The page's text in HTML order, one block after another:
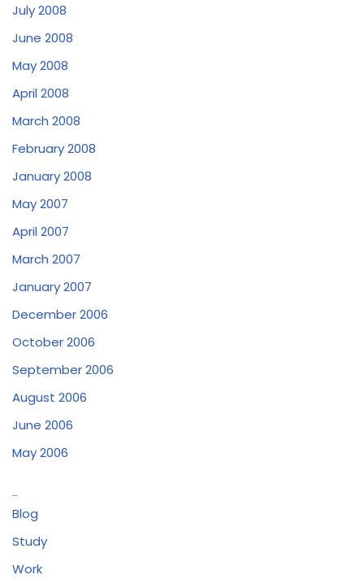
July 2008
June 2008
May 2008
April 2008
March 2008
February 2008
January 2008
May 2007
April 2007
March 2007
January 2007
December 2006
October 2006
September 2006
August 2006
June 2006
May 2006
Blog
Study
Work